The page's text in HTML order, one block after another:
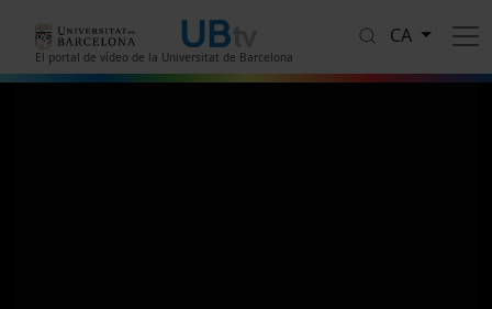
El portal de vídeo de la Universitat de Barcelona
CA